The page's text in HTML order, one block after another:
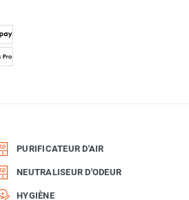
PURIFICATEUR D'AIR
NEUTRALISEUR D'ODEUR
HYGIÈNE